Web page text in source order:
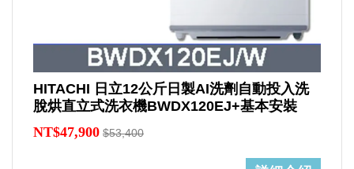
HITACHI 日立12公斤日製AI洗劑自動投入洗
脫烘直立式洗衣機BWDX120EJ+基本安裝
NT$47,900 $53,400